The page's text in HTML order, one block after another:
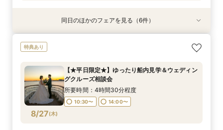
特典あり
8/25(火)
【非日常空間へようこそ♪】豪華フレンチ試食×ラ
所要時間：4時間30分程度
8/25(火)
【少人数での結婚式にオススメ！】じっくりご見
9:00〜
10:30〜
15:00〜
8/25(火)
【★平日限定★】ゆったり船内見学＆ウェディン
10:30〜 14:00〜
特典あり
8/25(火)
幸せの航海を♪【スイーツ×５０分クルーズ】１件
13:30〜
8/25(火)
9:00〜 10:30〜
8/25(火)
【オンライン相談会】お手軽３Dウォークでご見
10:30〜 13:00〜
同日のほかのフェアを見る（6件）
特典あり
8/27(木)
【★平日限定★】ゆったり船内見学＆ウェディン
グクルーズ相談会
所要時間：4時間30分程度
10:30〜 14:00〜